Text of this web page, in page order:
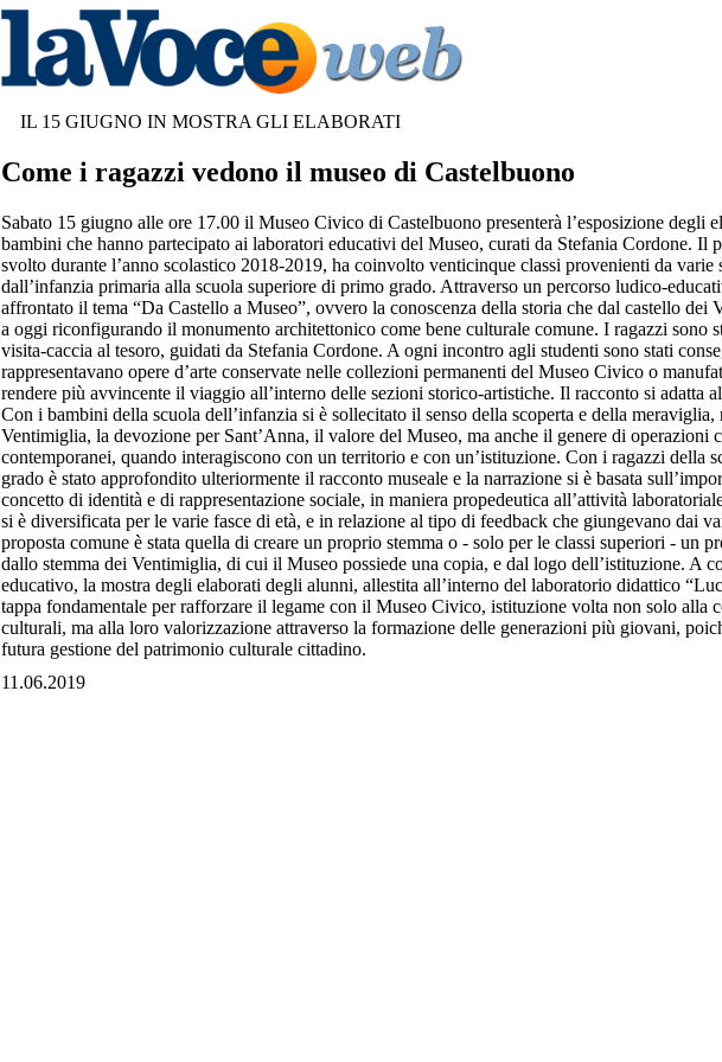
IL 15 GIUGNO IN MOSTRA GLI ELABORATI
Come i ragazzi vedono il museo di Castelbuono
Sabato 15 giugno alle ore 17.00 il Museo Civico di Castelbuono presenterà l’esposizione degli
bambini che hanno partecipato ai laboratori educativi del Museo, curati da Stefania Cordone. Il
svolto durante l’anno scolastico 2018-2019, ha coinvolto venticinque classi provenienti da varie
dall’infanzia primaria alla scuola superiore di primo grado. Attraverso un percorso ludico-
affrontato il tema “Da Castello a Museo”, ovvero la conoscenza della storia che dal castello dei
a oggi riconfigurando il monumento architettonico come bene culturale comune. I ragazzi sono
visita-caccia al tesoro, guidati da Stefania Cordone. A ogni incontro agli studenti sono stati
rappresentavano opere d’arte conservate nelle collezioni permanenti del Museo Civico o
rendere più avvincente il viaggio all’interno delle sezioni storico-artistiche. Il racconto si adatta
Con i bambini della scuola dell’infanzia si è sollecitato il senso della scoperta e della meraviglia,
Ventimiglia, la devozione per Sant’Anna, il valore del Museo, ma anche il genere di operazioni
contemporanei, quando interagiscono con un territorio e con un’istituzione. Con i ragazzi della
grado è stato approfondito ulteriormente il racconto museale e la narrazione si è basata
concetto di identità e di rappresentazione sociale, in maniera propedeutica all’attività
si è diversificata per le varie fasce di età, e in relazione al tipo di feedback che giungevano dai
proposta comune è stata quella di creare un proprio stemma o - solo per le classi superiori - un
dallo stemma dei Ventimiglia, di cui il Museo possiede una copia, e dal logo dell’istituzione. A
educativo, la mostra degli elaborati degli alunni, allestita all’interno del laboratorio didattico
tappa fondamentale per rafforzare il legame con il Museo Civico, istituzione volta non solo alla
culturali, ma alla loro valorizzazione attraverso la formazione delle generazioni più giovani,
futura gestione del patrimonio culturale cittadino.
11.06.2019